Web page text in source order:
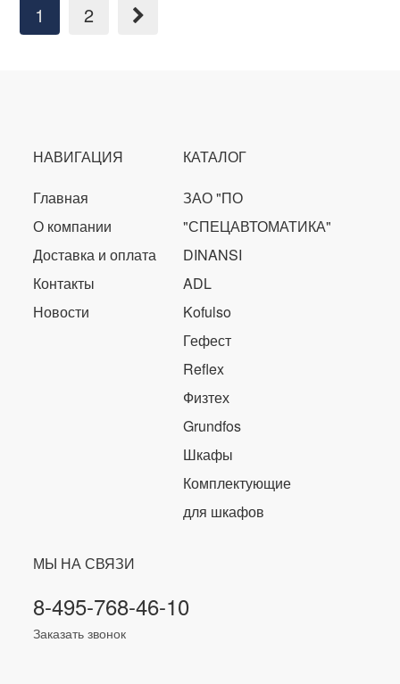
1 2
НАВИГАЦИЯ
Главная
О компании
Доставка и оплата
Контакты
Новости
КАТАЛОГ
ЗАО "ПО
"СПЕЦАВТОМАТИКА"
DINANSI
ADL
Kofulso
Гефест
Reflex
Физтех
Grundfos
Шкафы
Комплектующие
для шкафов
МЫ НА СВЯЗИ
8-495-768-46-10
Заказать звонок